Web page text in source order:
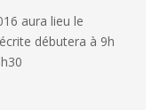
aura lieu le
débutera à 9h